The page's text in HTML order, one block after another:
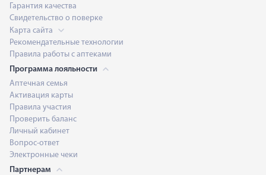
Гарантия качества
Свидетельство о поверке
Карта сайта
Рекомендательные технологии
Правила работы с аптеками
Программа лояльности
Аптечная семья
Активация карты
Правила участия
Проверить баланс
Личный кабинет
Вопрос-ответ
Электронные чеки
Партнерам